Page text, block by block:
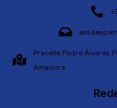
Praceta Padre Álvares
Amadora